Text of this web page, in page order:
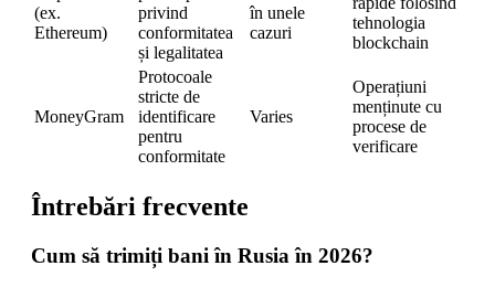
(ex.
Ethereum)
privind
conformitatea
și legalitatea
în unele
cazuri
tehnologia
blockchain
MoneyGram
Protocoale
stricte de
identificare
pentru
conformitate
Varies
Operațiuni
menținute cu
procese de
verificare
Întrebări frecvente
Cum să trimiți bani în Rusia în 2026?